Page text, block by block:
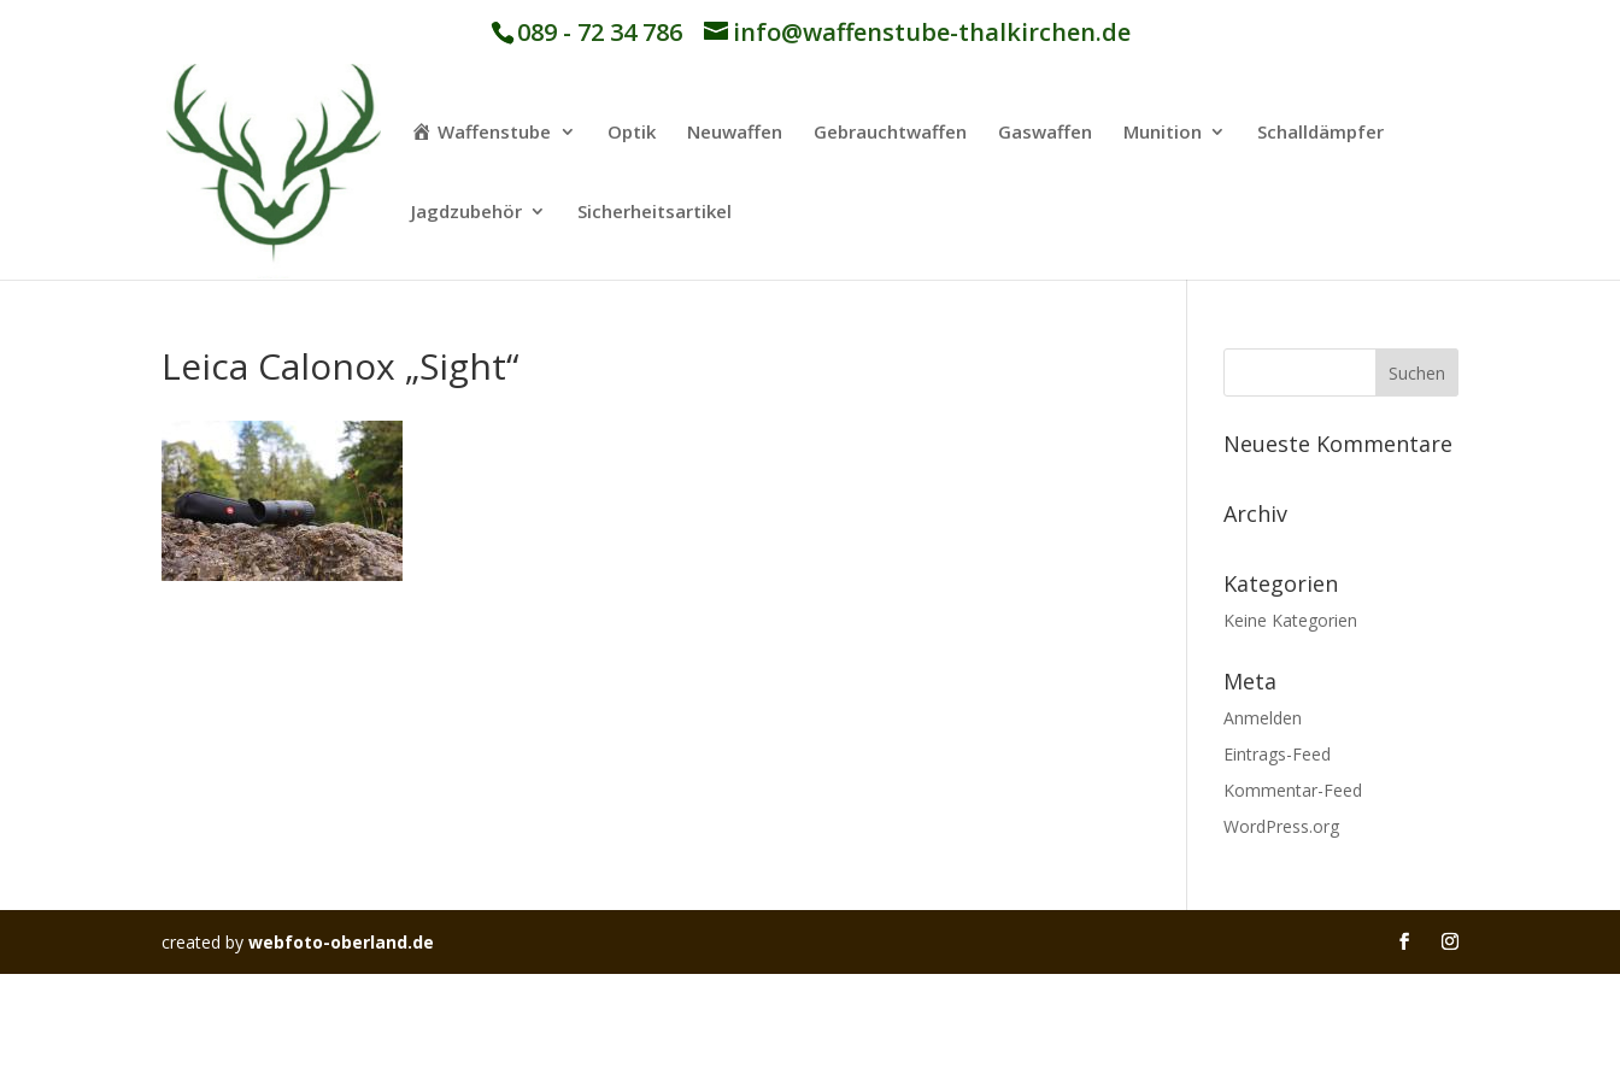
089 - 72 34 786 info@waffenstube-thalkirchen.de
Waffenstube Optik Neuwaffen Gebrauchtwaffen Gaswaffen Munition Schalldämpfer
Jagdzubehör Sicherheitsartikel
Leica Calonox „Sight“
Neueste Kommentare
Archiv
Kategorien
Keine Kategorien
Meta
Anmelden
Eintrags-Feed
Kommentar-Feed
WordPress.org
created bywebfoto-oberland.de